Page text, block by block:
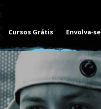
Cursos Grátis Envolva‑se